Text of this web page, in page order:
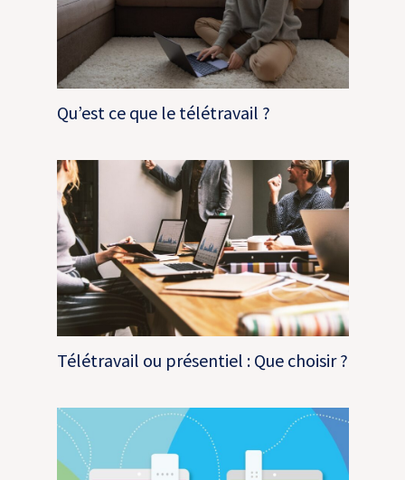
Qu’est ce que le télétravail ?
Télétravail ou présentiel : Que choisir ?